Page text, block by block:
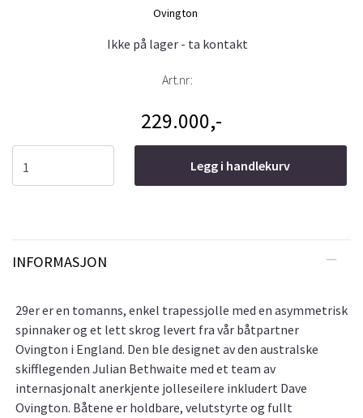
Ovington
Ikke på lager - ta kontakt
Art.nr:
229.000,-
Legg i handlekurv
INFORMASJON
29er er en tomanns, enkel trapessjolle med en asymmetrisk
spinnaker og et lett skrog levert fra vår båtpartner
Ovington i England. Den ble designet av den australske
skifflegenden Julian Bethwaite med et team av
internasjonalt anerkjente jolleseilere inkludert Dave
Ovington. Båtene er holdbare, velutstyrte og fullt